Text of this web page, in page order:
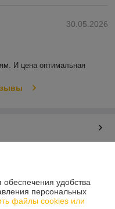
30.05.2026
И цена оптимальная
удобства
персональных
файлы cookies или